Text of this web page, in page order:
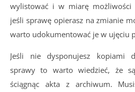
wylistować i w miarę możliwości
jeśli sprawę opierasz na zmianie
warto udokumentować je w ujęciu
Jeśli nie dysponujesz kopiami
sprawy to warto wiedzieć, że
ściągnąc akta z archiwum.